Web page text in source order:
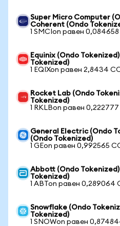
Super Micro Computer
Coherent (Ondo
1 SMCIon равен
Equinix (Ondo
Tokenized)
1 EQIXon равен 2,8434
Rocket Lab (Ondo
Tokenized)
1 RKLBon равен
General Electric (Ondo
(Ondo Tokenized)
1 GEon равен 0,992565
Abbott (Ondo
Tokenized)
1 ABTon равен 0,289064
Snowflake (Ondo
Tokenized)
1 SNOWon равен